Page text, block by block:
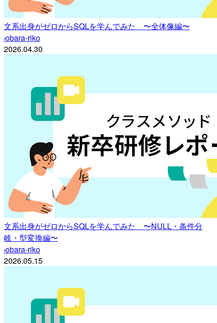
文系出身がゼロからSQLを学んでみた 〜全体像編〜
robara-riko
2026.04.30
文系出身がゼロからSQLを学んでみた 〜NULL・条件分
岐・型変換編〜
robara-riko
2026.05.15